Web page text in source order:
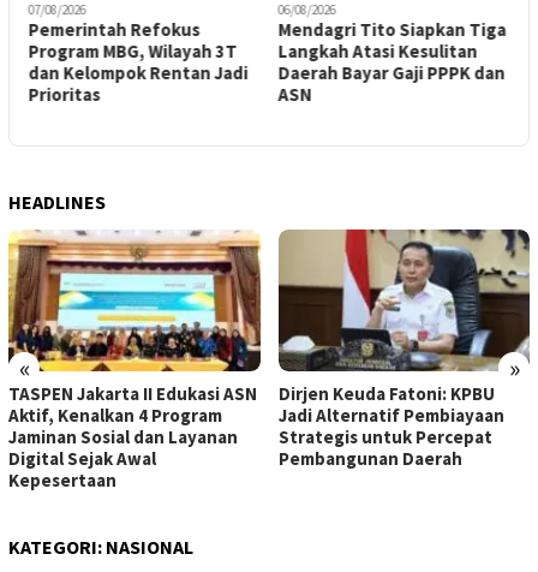
07/08/2026
Pemerintah Refokus
Program MBG, Wilayah 3T
dan Kelompok Rentan Jadi
Prioritas
06/08/2026
Mendagri Tito Siapkan Tiga
Langkah Atasi Kesulitan
Daerah Bayar Gaji PPPK dan
ASN
HEADLINES
« »
TASPEN Jakarta II Edukasi ASN
Aktif, Kenalkan 4 Program
Jaminan Sosial dan Layanan
Digital Sejak Awal
Kepesertaan
Dirjen Keuda Fatoni: KPBU
Jadi Alternatif Pembiayaan
Strategis untuk Percepat
Pembangunan Daerah
KATEGORI: NASIONAL